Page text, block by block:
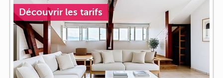
Découvrir les tarifs